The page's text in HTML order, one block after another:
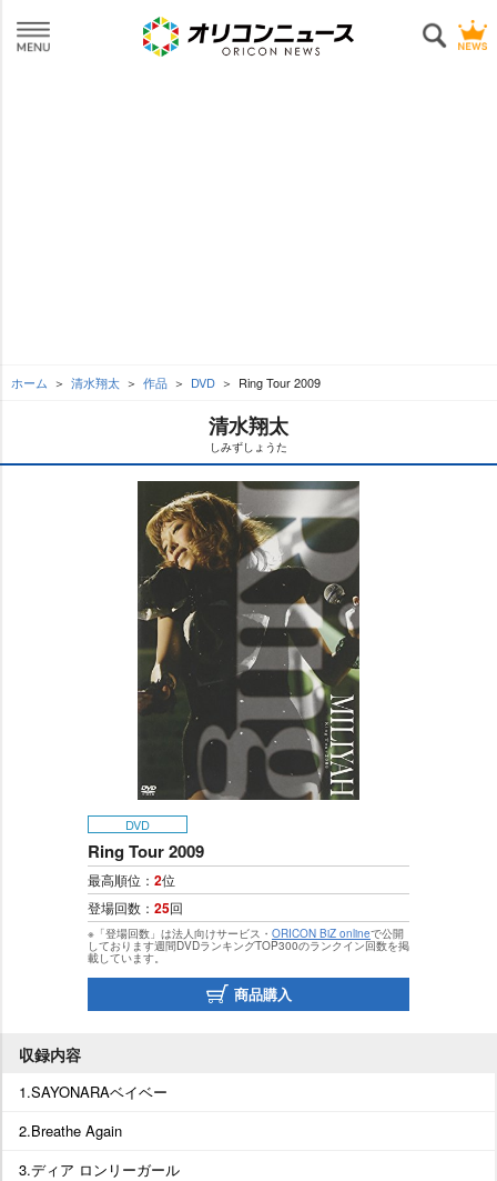
ホーム 清水翔太 作品 DVD Ring Tour 2009
清水翔太
しみずしょうた
DVD
Ring Tour 2009
最高順位： 2位
登場回数： 25回
※「登場回数」は法人向けサービス・ ORICON BiZ onlineで公開
しております週間DVDランキングTOP300のランクイン回数を掲
載しています。
商品購入
収録内容
1.SAYONARAベイベー
2.Breathe Again
3.ディア ロンリーガール